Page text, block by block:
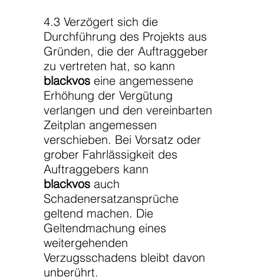
4.3 Verzögert sich die
Durchführung des Projekts aus
Gründen, die der Auftraggeber
zu vertreten hat, so kann
blackvos eine angemessene
Erhöhung der Vergütung
verlangen und den vereinbarten
Zeitplan angemessen
verschieben. Bei Vorsatz oder
grober Fahrlässigkeit des
Auftraggebers kann
blackvos auch
Schadenersatzansprüche
geltend machen. Die
Geltendmachung eines
weitergehenden
Verzugsschadens bleibt davon
unberührt.